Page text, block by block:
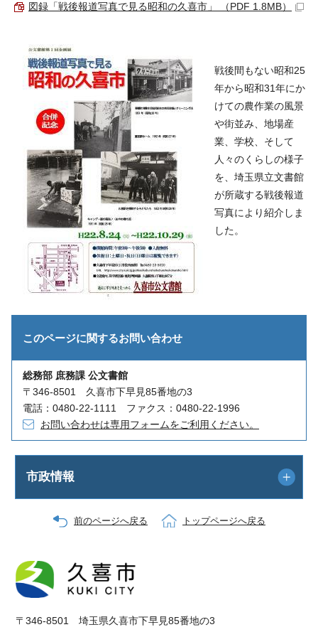
図録「戦後報道写真で見る昭和の久喜市」 （PDF 1.8MB）
戦後間もない昭和25
年から昭和31年にか
けての農作業の風景
や街並み、地場産
業、学校、そして
人々のくらしの様子
を、埼玉県立文書館
が所蔵する戦後報道
写真により紹介しま
した。
このページに関するお問い合わせ
総務部 庶務課 公文書館
〒346-8501 久喜市下早見85番地の3
電話：0480-22-1111 ファクス：0480-22-1996
お問い合わせは専用フォームをご利用ください。
市政情報
前のページへ戻る トップページへ戻る
〒346-8501 埼玉県久喜市下早見85番地の3